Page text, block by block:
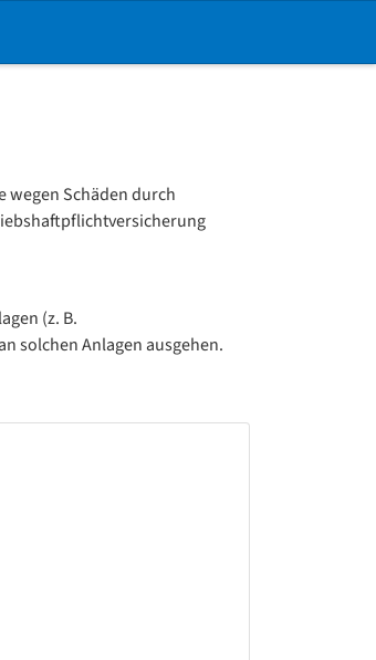
Schäden durch
(z. B.
solchen Anlagen ausgehen.